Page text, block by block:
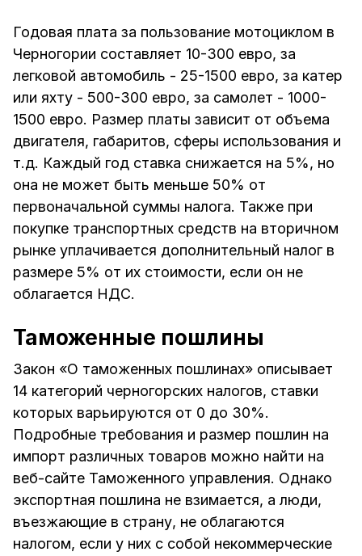
Годовая плата за пользование мотоциклом в
Черногории составляет 10-300 евро, за
легковой автомобиль - 25-1500 евро, за катер
или яхту - 500-300 евро, за самолет - 1000-
1500 евро. Размер платы зависит от объема
двигателя, габаритов, сферы использования и
т.д. Каждый год ставка снижается на 5%, но
она не может быть меньше 50% от
первоначальной суммы налога. Также при
покупке транспортных средств на вторичном
рынке уплачивается дополнительный налог в
размере 5% от их стоимости, если он не
облагается НДС.
Таможенные пошлины
Закон «О таможенных пошлинах» описывает
14 категорий черногорских налогов, ставки
которых варьируются от 0 до 30%.
Подробные требования и размер пошлин на
импорт различных товаров можно найти на
веб-сайте Таможенного управления. Однако
экспортная пошлина не взимается, а люди,
въезжающие в страну, не облагаются
налогом, если у них с собой некоммерческие